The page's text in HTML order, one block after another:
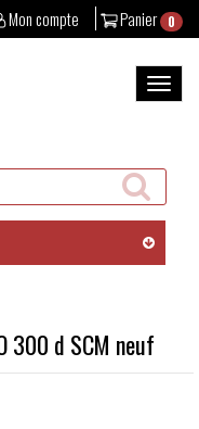
Panier 0
Mon compte
la
Rechercher
un
produit
300 d SCM neuf